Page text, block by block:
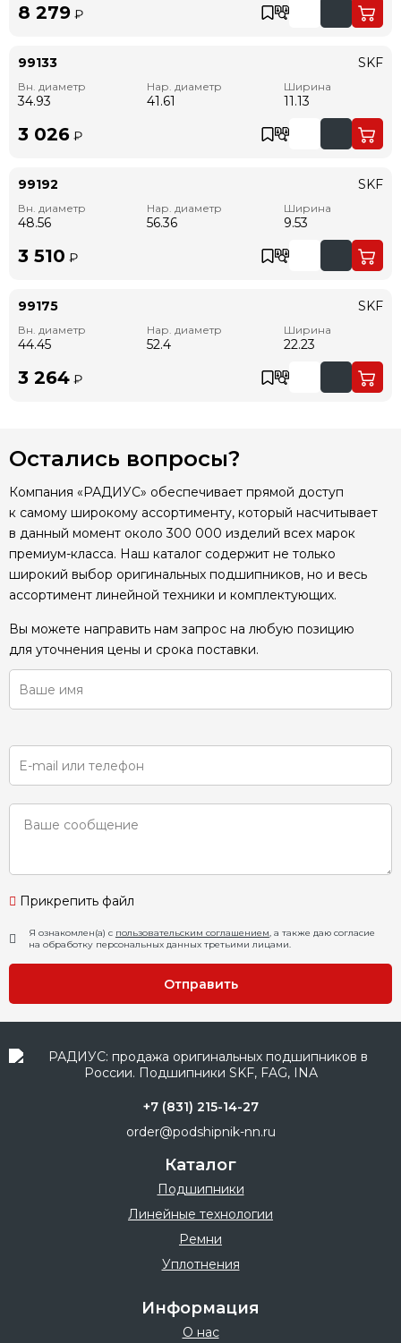
8 279 ₽
99133
Вн. диаметр
34.93
Нар. диаметр
41.61
Ширина
11.13
SKF
3 026 ₽
99192
Вн. диаметр
48.56
Нар. диаметр
56.36
Ширина
9.53
SKF
3 510 ₽
99175
Вн. диаметр
44.45
Нар. диаметр
52.4
Ширина
22.23
SKF
3 264 ₽
Остались вопросы?
Компания «РАДИУС» обеспечивает прямой доступ
к самому широкому ассортименту, который насчитывает
в данный момент около 300 000 изделий всех марок
премиум-класса. Наш каталог содержит не только
широкий выбор оригинальных подшипников, но и весь
ассортимент линейной техники и комплектующих.
Вы можете направить нам запрос на любую позицию
для уточнения цены и срока поставки.
Прикрепить файл
Я ознакомлен(а) с пользовательским соглашением, а также даю согласие
на обработку персональных данных третьими лицами.
Отправить
+7 (831) 215-14-27
order@podshipnik-nn.ru
Каталог
Подшипники
Линейные технологии
Ремни
Уплотнения
Информация
О нас